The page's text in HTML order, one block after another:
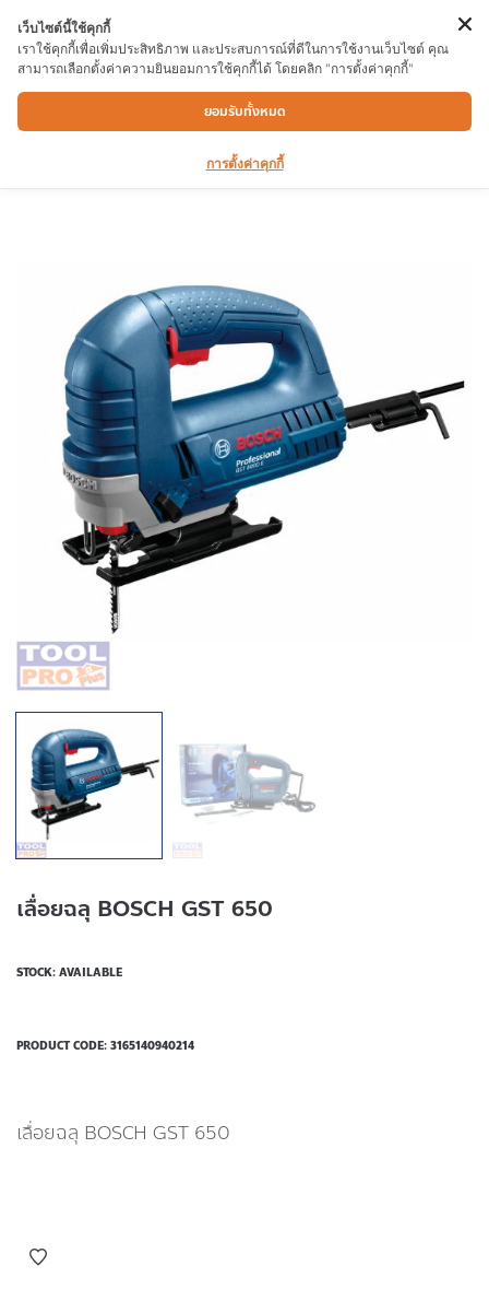
เลื่อยฉลุ BOSCH GST 650
เลื่อยฉลุ BOSCH GST 650
STOCK: AVAILABLE
PRODUCT CODE: 3165140940214
เลื่อยฉลุ BOSCH GST 650
เว็บไซต์นี้ใช้คุกกี้
เราใช้คุกกี้เพื่อเพิ่มประสิทธิภาพ และประสบการณ์ที่ดีในการใช้งานเว็บไซต์ คุณ
สามารถเลือกตั้งค่าความยินยอมการใช้คุกกี้ได้ โดยคลิก "การตั้งค่าคุกกี้"
ยอมรับทั้งหมด
การตั้งค่าคุกกี้